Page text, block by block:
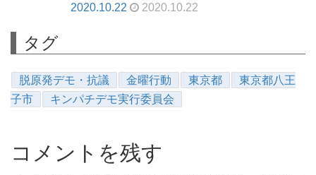
2020.10.22
2020.10.22
タグ
脱原発デモ・抗議 金曜行動 東京都
東京都八王
子市
キンパチデモ実行委員会
コメントを残す